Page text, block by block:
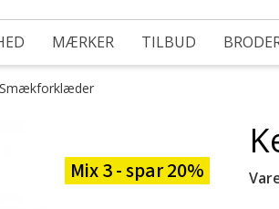
MÆRKER TILBUD
Smækforklæder
Mix 3 - spar 20%